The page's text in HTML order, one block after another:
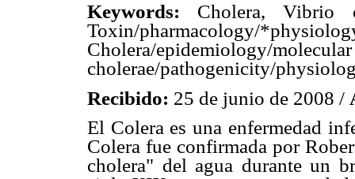
Keywords: Cholera, Vibrio
Toxin/pharmacology/
Cholera/epidemiology/
cholerae/pathogenicity/
Recibido: 25 de junio de 2008 /
El Colera es una enfermedad
Colera fue confirmada por
cholera" del agua durante un